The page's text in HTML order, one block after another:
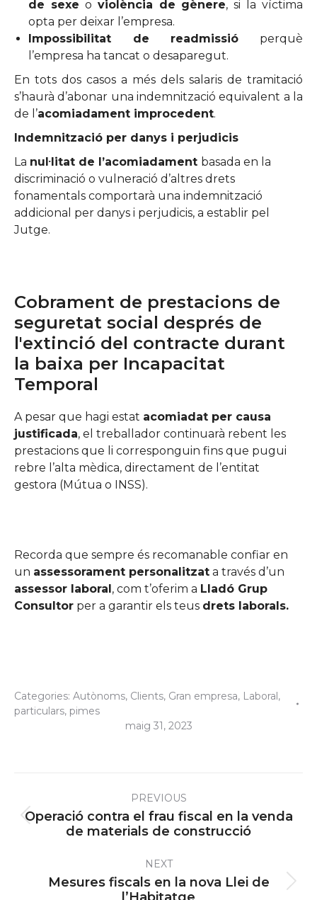
de sexe o violència de gènere, si la víctima
opta per deixar l’empresa.
Impossibilitat de readmissió perquè
l’empresa ha tancat o desaparegut.
En tots dos casos a més dels salaris de tramitació
s’haurà d’abonar una indemnització equivalent a la
de l’acomiadament improcedent.
Indemnització per danys i perjudicis
La nul·litat de l’acomiadament basada en la
discriminació o vulneració d’altres drets
fonamentals comportarà una indemnització
addicional per danys i perjudicis, a establir pel
Jutge.
Cobrament de prestacions de
seguretat social després de
l'extinció del contracte durant
la baixa per Incapacitat
Temporal
A pesar que hagi estat acomiadat per causa
justificada, el treballador continuarà rebent les
prestacions que li corresponguin fins que pugui
rebre l’alta mèdica, directament de l’entitat
gestora (Mútua o INSS).
Recorda que sempre és recomanable confiar en
un assessorament personalitzat a través d’un
assessor laboral, com t’oferim a Lladó Grup
Consultor per a garantir els teus drets laborals.
Categories: Autònoms, Clients, Gran empresa, Laboral,
particulars, pimes
maig 31, 2023
navigationPREVIOUS
Previous
post:
Operació contra el frau fiscal en la venda
de materials de construcció
NEXT
Next
Mesures fiscals en la nova Llei de